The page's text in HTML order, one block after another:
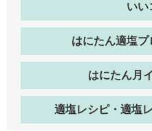
いい
はにたん適塩プ
はにたん月
適塩レシピ・適塩